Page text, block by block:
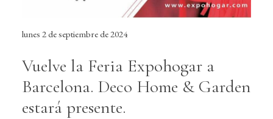
lunes 2 de septiembre de 2024
Vuelve la Feria Expohogar a
Barcelona. Deco Home & Garden
estará presente.